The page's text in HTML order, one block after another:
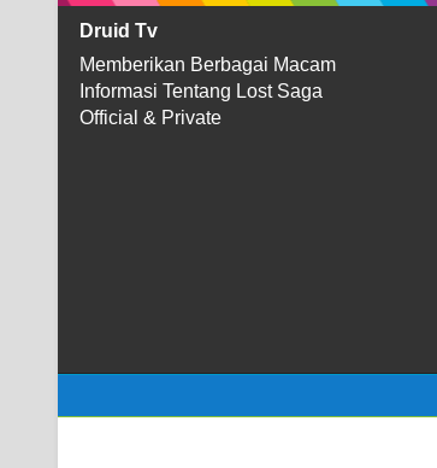
Druid Tv
Memberikan Berbagai Macam
Informasi Tentang Lost Saga
Official & Private